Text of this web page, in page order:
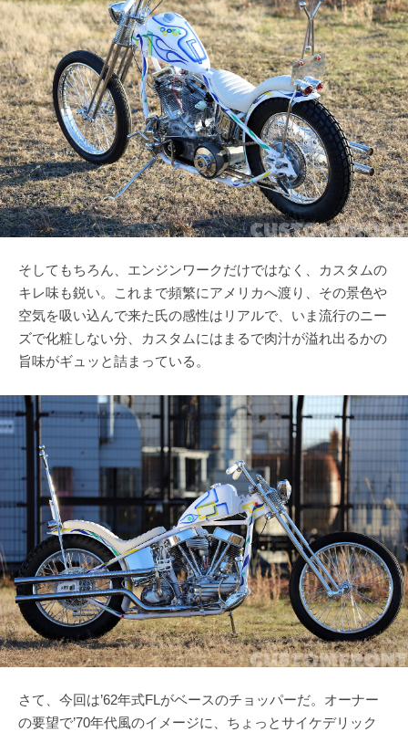
そしてもちろん、エンジンワークだけではなく、カスタムの
キレ味も鋭い。これまで頻繁にアメリカへ渡り、その景色や
空気を吸い込んで来た氏の感性はリアルで、いま流行のニー
ズで化粧しない分、カスタムにはまるで肉汁が溢れ出るかの
旨味がギュッと詰まっている。
さて、今回は’62年式FLがベースのチョッパーだ。オーナー
の要望で’70年代風のイメージに、ちょっとサイケデリック